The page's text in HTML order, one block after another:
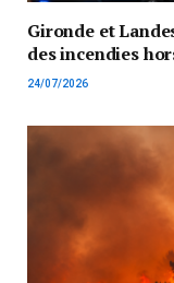
Gironde et
des incendies
24/07/2026